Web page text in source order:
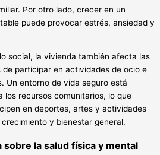
Por otro lado, crecer en un
puede provocar estrés, ansiedad y
social, la vivienda también afecta las
de participar en actividades de ocio e
Un entorno de vida seguro está
los recursos comunitarios, lo que
en deportes, artes y actividades
y bienestar general.
sobre la salud física y mental